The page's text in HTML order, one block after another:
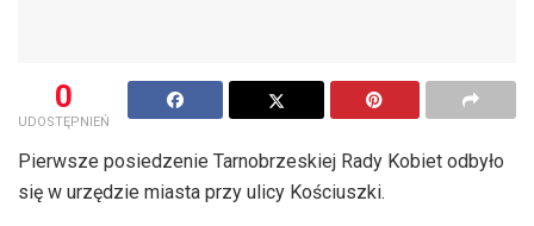
0
UDOSTĘPNIEŃ
Pierwsze posiedzenie Tarnobrzeskiej Rady Kobiet odbyło
się w urzędzie miasta przy ulicy Kościuszki.